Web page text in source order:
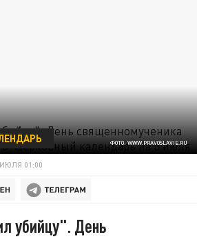
ФОТО: WWW.PRAVOSLAVIE.RU
01:00
убийцу". День